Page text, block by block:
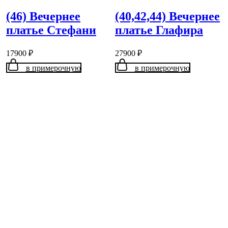
(46) Вечернее
платье Стефани
17900 ₽
в примерочную
(40,42,44) Вечернее
платье Глафира
27900 ₽
в примерочную